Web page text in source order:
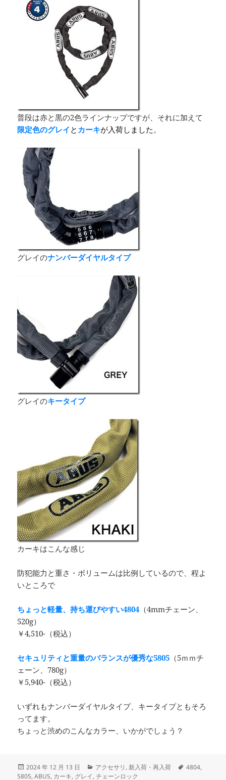
普段は赤と黒の2色ラインナップですが、それに加えて
限定色のグレイ と カーキが入荷しました。
グレイのナンバーダイヤルタイプ
グレイのキータイプ
カーキはこんな感じ
防犯能力と重さ・ボリュームは比例しているので、程よ
いところで
ちょっと軽量、持ち運びやすい4804 （4mmチェーン、
520g）
￥4,510-（税込）
セキュリティと重量のバランスが優秀な5805 （5ｍｍチ
ェーン、780g）
￥5,940-（税込）
いずれもナンバーダイヤルタイプ、キータイプともそろ
ってます。
ちょっと渋めのこんなカラー、いかがでしょう？
投
稿
2024 年 12 月 13 日
カ
テ
アクセサリ , 新入荷・再入荷
タ
4804,
5805,ABUS, カーキ, グレイ,チェーンロック